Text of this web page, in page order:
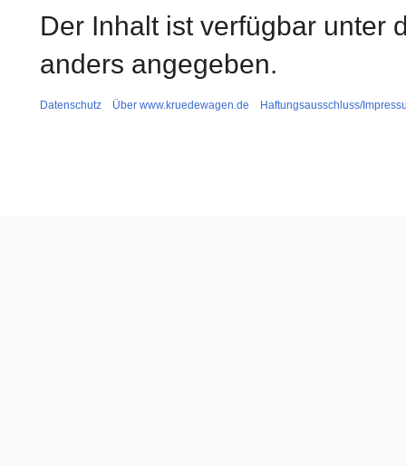
Der Inhalt ist verfügbar unter
anders angegeben.
Datenschutz Über www.kruedewagen.de Haftungsausschluss/